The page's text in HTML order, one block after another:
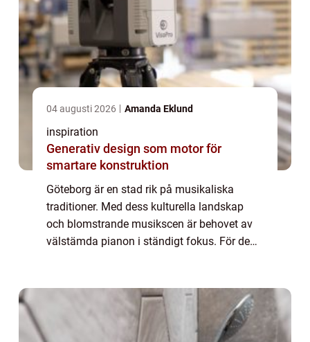
04 augusti 2026 Amanda Eklund
inspiration
Generativ design som motor för
smartare konstruktion
Göteborg är en stad rik på musikaliska
traditioner. Med dess kulturella landskap
och blomstrande musikscen är behovet av
välstämda pianon i ständigt fokus. För de